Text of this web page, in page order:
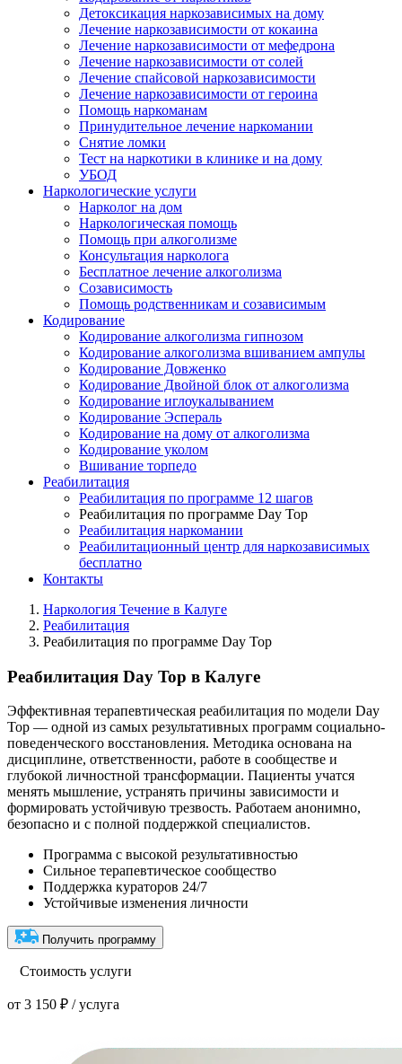
Детоксикация наркозависимых на дому
Лечение наркозависимости от кокаина
Лечение наркозависимости от мефедрона
Лечение наркозависимости от солей
Лечение спайсовой наркозависимости
Лечение наркозависимости от героина
Помощь наркоманам
Принудительное лечение наркомании
Снятие ломки
Тест на наркотики в клинике и на дому
УБОД
Наркологические услуги
Нарколог на дом
Наркологическая помощь
Помощь при алкоголизме
Консультация нарколога
Бесплатное лечение алкоголизма
Созависимость
Помощь родственникам и созависимым
Кодирование
Кодирование алкоголизма гипнозом
Кодирование алкоголизма вшиванием ампулы
Кодирование Довженко
Кодирование Двойной блок от алкоголизма
Кодирование иглоукалыванием
Кодирование Эспераль
Кодирование на дому от алкоголизма
Кодирование уколом
Вшивание торпедо
Реабилитация
Реабилитация по программе 12 шагов
Реабилитация по программе Day Top
Реабилитация наркомании
Реабилитационный центр для наркозависимых
бесплатно
Контакты
Наркология Течение в Калуге
Реабилитация
Реабилитация по программе Day Top
Реабилитация Day Top в Калуге
Эффективная терапевтическая реабилитация по модели Day
Top — одной из самых результативных программ социально-
поведенческого восстановления. Методика основана на
дисциплине, ответственности, работе в сообществе и
глубокой личностной трансформации. Пациенты учатся
менять мышление, устранять причины зависимости и
формировать устойчивую трезвость. Работаем анонимно,
безопасно и с полной поддержкой специалистов.
Программа с высокой результативностью
Сильное терапевтическое сообщество
Поддержка кураторов 24/7
Устойчивые изменения личности
Получить программу
Стоимость услуги
от 3 150 ₽ / услуга